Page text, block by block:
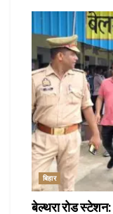
बिहार
बेल्थरा रोड स्टेशन: